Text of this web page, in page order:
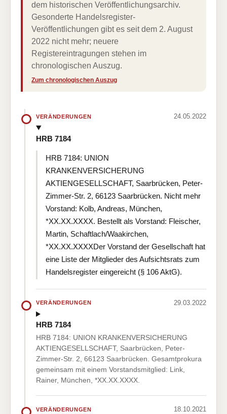
dem historischen Veröffentlichungsarchiv.
Gesonderte Handelsregister-
Veröffentlichungen gibt es seit dem 2. August
2022 nicht mehr; neuere
Registereintragungen stehen im
chronologischen Auszug.
Zum chronologischen Auszug
VERÄNDERUNGEN 24.05.2022
HRB 7184
HRB 7184: UNION
KRANKENVERSICHERUNG
AKTIENGESELLSCHAFT, Saarbrücken, Peter-
Zimmer-Str. 2, 66123 Saarbrücken. Nicht mehr
Vorstand: Kolb, Andreas, München,
*XX.XX.XXXX. Bestellt als Vorstand: Fleischer,
Martin, Schaftlach/Waakirchen,
*XX.XX.XXXXDer Vorstand der Gesellschaft hat
eine Liste der Mitglieder des Aufsichtsrats zum
Handelsregister eingereicht (§ 106 AktG).
VERÄNDERUNGEN 29.03.2022
HRB 7184
HRB 7184: UNION KRANKENVERSICHERUNG
AKTIENGESELLSCHAFT, Saarbrücken, Peter-
Zimmer-Str. 2, 66123 Saarbrücken. Gesamtprokura
gemeinsam mit einem Vorstandsmitglied: Link,
Rainer, München, *XX.XX.XXXX.
VERÄNDERUNGEN 18.10.2021